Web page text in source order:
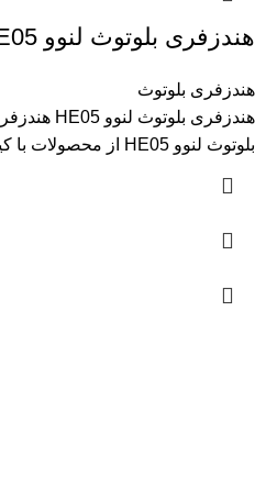
هندزفری بلوتوث لنوو HE05
هندزفری بلوتوث
بلوتوث لنوو HE05 از محصولات با کیفیت کمپانی لنوو می باشد